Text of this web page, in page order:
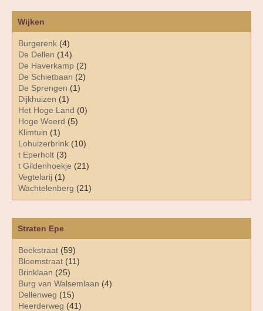
Straten Epe
Beekstraat (59)
Bloemstraat (11)
Brinklaan (25)
Burg van Walsemlaan (4)
Dellenweg (15)
Heerderweg (41)
Wijken
Burgerenk (4)
De Dellen (14)
De Haverkamp (2)
De Schietbaan (2)
De Sprengen (1)
Dijkhuizen (1)
Het Hoge Land (0)
Hoge Weerd (5)
Klimtuin (1)
Lohuizerbrink (10)
t Eperholt (3)
t Gildenhoekje (21)
Vegtelarij (1)
Wachtelenberg (21)